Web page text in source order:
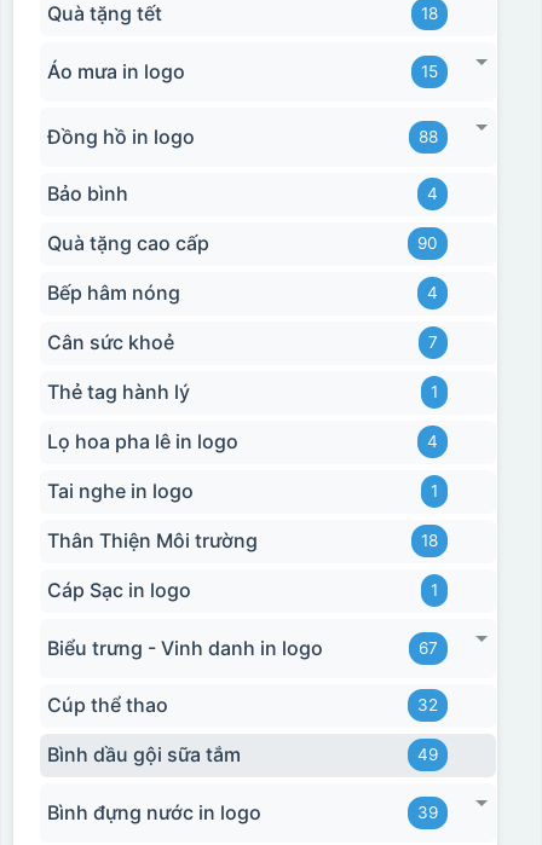
Quà tặng tết 18
Áo mưa in logo 15
Đồng hồ in logo 88
Bảo bình 4
Quà tặng cao cấp 90
Bếp hâm nóng 4
Cân sức khoẻ 7
Thẻ tag hành lý 1
Lọ hoa pha lê in logo 4
Tai nghe in logo 1
Thân Thiện Môi trường 18
Cáp Sạc in logo 1
Biểu trưng - Vinh danh in logo 67
Cúp thể thao 32
Bình dầu gội sữa tắm 49
Bình đựng nước in logo 39